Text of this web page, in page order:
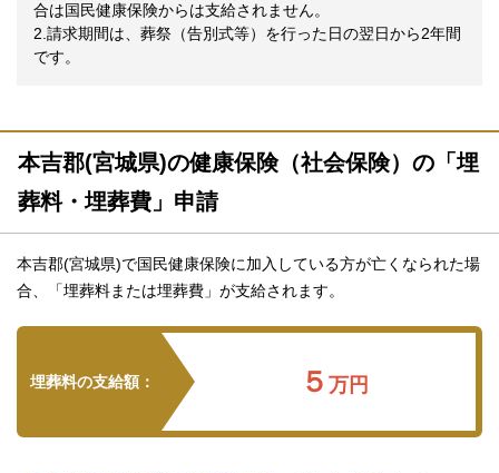
合は国民健康保険からは支給されません。
2.請求期間は、葬祭（告別式等）を行った日の翌日から2年間
です。
本吉郡(宮城県)の健康保険（社会保険）の「埋
葬料・埋葬費」申請
本吉郡(宮城県)で国民健康保険に加入している方が亡くなられた場
合、「埋葬料または埋葬費」が支給されます。
埋葬料の支給額： ５万円